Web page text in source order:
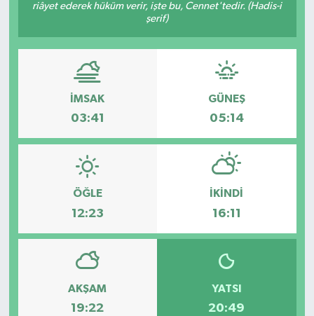
riâyet ederek hüküm verir, işte bu, Cennet'tedir. (Hadis-i
şerif)
İMSAK
03:41
GÜNEŞ
05:14
ÖĞLE
12:23
İKINDI
16:11
AKŞAM
19:22
YATSI
20:49